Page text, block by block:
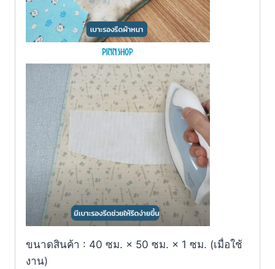
ขนาดสินค้า : 40 ซม. × 50 ซม. × 1 ซม. (เมื่อใช้
งาน)